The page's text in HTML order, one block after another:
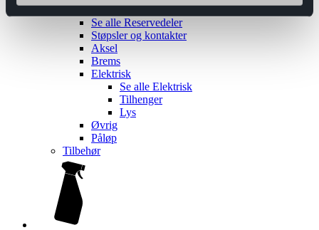
Reservedeler
Se alle Reservedeler
Støpsler og kontakter
Aksel
Brems
Elektrisk
Se alle Elektrisk
Tilhenger
Lys
Øvrig
Påløp
Tilbehør